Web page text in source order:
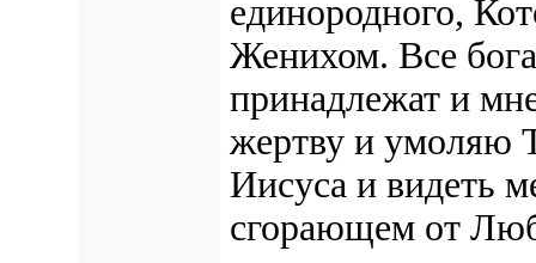
единородного,
Женихом. Все
принадлежат и
жертву и умоляю
Иисуса и видеть
сгорающем от